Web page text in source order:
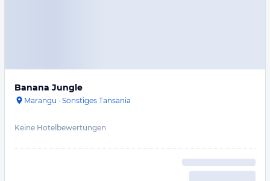
Banana Jungle
Marangu · Sonstiges Tansania
Keine Hotelbewertungen